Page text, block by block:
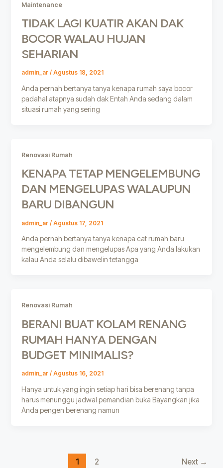
Maintenance
TIDAK LAGI KUATIR AKAN DAK
BOCOR WALAU HUJAN
SEHARIAN
admin_ar / Agustus 18, 2021
Anda pernah bertanya tanya kenapa rumah saya bocor
padahal atapnya sudah dak Entah Anda sedang dalam
situasi rumah yang sering
Renovasi Rumah
KENAPA TETAP MENGELEMBUNG
DAN MENGELUPAS WALAUPUN
BARU DIBANGUN
admin_ar / Agustus 17, 2021
Anda pernah bertanya tanya kenapa cat rumah baru
mengelembung dan mengelupas Apa yang Anda lakukan
kalau Anda selalu dibawelin tetangga
Renovasi Rumah
BERANI BUAT KOLAM RENANG
RUMAH HANYA DENGAN
BUDGET MINIMALIS?
admin_ar / Agustus 16, 2021
Hanya untuk yang ingin setiap hari bisa berenang tanpa
harus menunggu jadwal pemandian buka Bayangkan jika
Anda pengen berenang namun
1 2 Next →